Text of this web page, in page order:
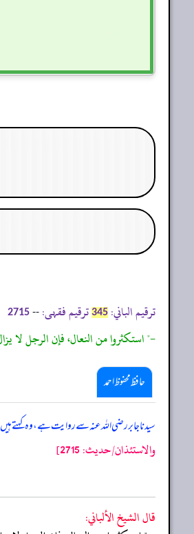
ترقیم الباني: 345 ترقیم فقہی: --
2715
-" استكثروا من النعال، فإن الرجل لا
حافظ محفوظ احمد
سیدنا جابر رضی اللہ عنہ سے روایت ہے، وہ کہتے
والاستئذان/حدیث: 2715]
قال الشيخ الألباني: